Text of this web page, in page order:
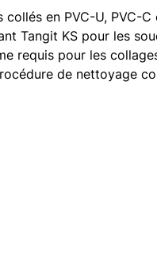
en PVC-U, PVC-
Tangit KS pour les
requis pour les
de nettoyage